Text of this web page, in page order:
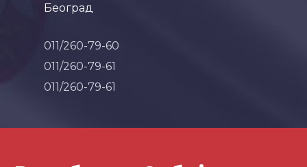
Београд
011/260-79-60
011/260-79-61
011/260-79-61